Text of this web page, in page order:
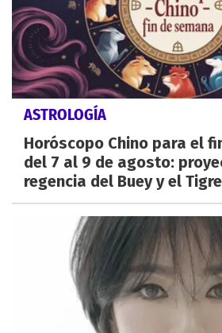
ASTROLOGÍA
Horóscopo Chino para el
del 7 al 9 de agosto:
regencia del Buey y el Tigre